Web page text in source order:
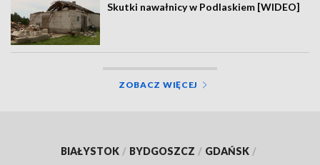
Skutki nawałnicy w Podlaskiem [WIDEO]
ZOBACZ WIĘCEJ
BIAŁYSTOK / BYDGOSZCZ / GDAŃSK /